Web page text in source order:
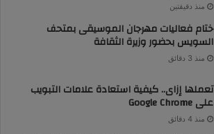
منذ دقيقتين
ختام فعاليات مهرجان الموسيقى بمتحف
السويس بحضور وزيرة الثقافة
منذ 3 دقائق
تعملها إزاى.. كيفية استعادة علامات التبويب
على Google Chrome
منذ 4 دقائق